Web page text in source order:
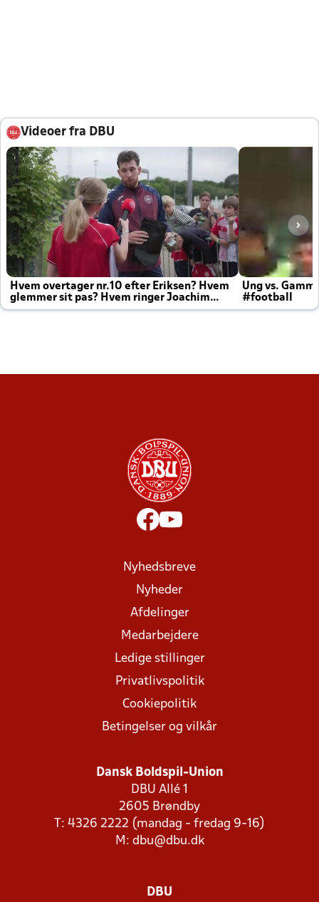
Videoer fra DBU
Hvem overtager nr.10 efter Eriksen? Hvem
glemmer sit pas? Hvem ringer Joachim
altid til efter kampe?
Ung vs.
#football
Nyhedsbreve
Nyheder
Afdelinger
Medarbejdere
Ledige stillinger
Privatlivspolitik
Cookiepolitik
Betingelser og vilkår
Dansk Boldspil-Union
DBU Allé 1
2605 Brøndby
T: 4326 2222 (mandag - fredag 9-16)
M: dbu@dbu.dk
DBU